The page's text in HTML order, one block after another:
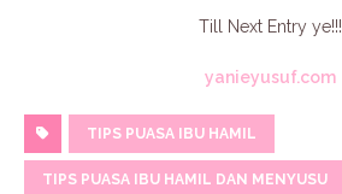
Till Next Entry ye!!!
yanieyusuf.com
TIPS PUASA IBU HAMIL
TIPS PUASA IBU HAMIL DAN MENYUSU